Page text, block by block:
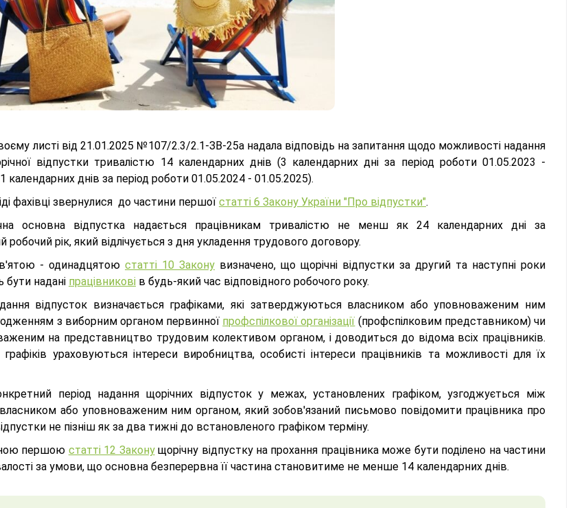
листі від 21.01.2025 №107/2.3/2.1-ЗВ-25а надала відповідь на запитання щодо можливості надання
відпустки тривалістю 14 календарних днів (3 календарних дні за період роботи 01.05.2023 -
календарних днів за період роботи 01.05.2024 - 01.05.2025).
фахівці звернулися до частини першої статті 6 Закону України "Про відпустки".
основна відпустка надається працівникам тривалістю не менш як 24 календарних дні за
робочий рік, який відлічується з дня укладення трудового договору.
- одинадцятою статті 10 Закону визначено, що щорічні відпустки за другий та наступні роки
надані працівникові в будь-який час відповідного робочого року.
відпусток визначається графіками, які затверджуються власником або уповноваженим ним
з виборним органом первинної профспілкової організації (профспілковим представником) чи
на представництво трудовим колективом органом, і доводиться до відома всіх працівників.
ураховуються інтереси виробництва, особисті інтереси працівників та можливості для їх
період надання щорічних відпусток у межах, установлених графіком, узгоджується між
власником або уповноваженим ним органом, який зобов'язаний письмово повідомити працівника про
не пізніш як за два тижні до встановленого графіком терміну.
першою статті 12 Законущорічну відпустку на прохання працівника може бути поділено на частини
за умови, що основна безперервна її частина становитиме не менше 14 календарних днів.